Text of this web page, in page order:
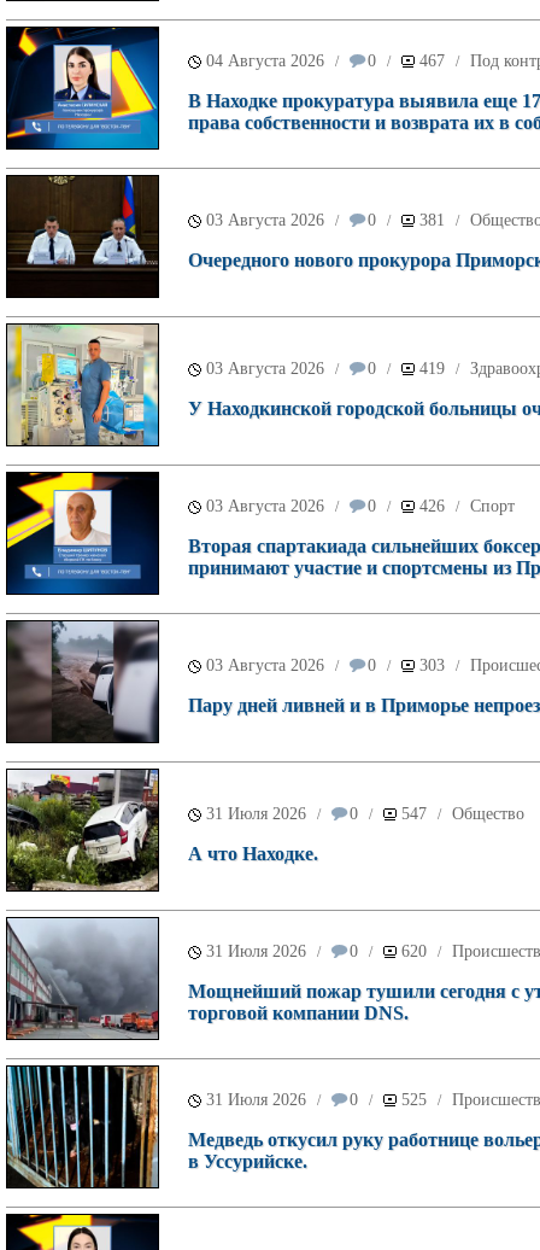
04 Августа 2026 / 0 / 467 / Под
В Находке прокуратура выявила еще
права собственности и возврата их в
03 Августа 2026 / 0 / 381 /
Очередного нового прокурора
03 Августа 2026 / 0 / 419 /
У Находкинской городской больницы
03 Августа 2026 / 0 / 426 / Спорт
Вторая спартакиада сильнейших
принимают участие и спортсмены из
03 Августа 2026 / 0 / 303 /
Пару дней ливней и в Приморье
31 Июля 2026 / 0 / 547 / Общество
А что Находке.
31 Июля 2026 / 0 / 620 /
Мощнейший пожар тушили сегодня с
торговой компании DNS.
31 Июля 2026 / 0 / 525 /
Медведь откусил руку работнице
в Уссурийске.